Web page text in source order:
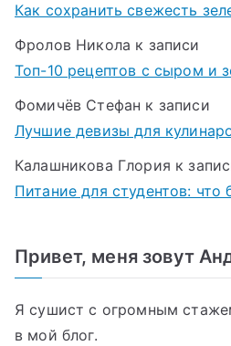
Как сохранить свежесть
Фролов Никола к записи
Топ-10 рецептов с сыром и
Фомичёв Стефан к записи
Лучшие девизы для
Калашникова Глория к
Питание для студентов: что
Привет, меня зовут
Я сушист с огромным
в мой блог.